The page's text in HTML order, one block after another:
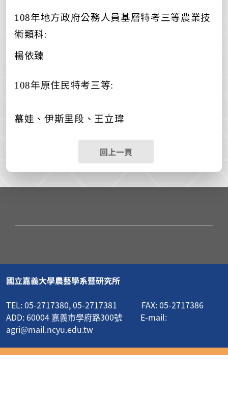
108年地方政府公務人員基層特考三等農業技
術類科:
楊依臻
108年原住民特考三等:
慕娃、伊斯里段、王立瑋
回上一頁
國立嘉義大學農藝學系暨研究所
TEL: 05-2717380, 05-2717381 FAX: 05-2717386
ADD: 60004 嘉義市學府路300號 E-mail:
agri@mail.ncyu.edu.tw